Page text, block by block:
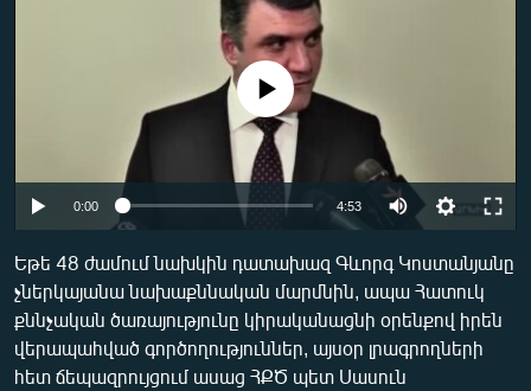
ՊԱՏԵՐԱԶՄԻ 6 ՇԱԲԱԹՆԵՐԸ
ՄԻՋԱԶԳԱՅԻՆ
ՍՊՈՐՏ
ՏՏ ԵՒ ԻՆՏԵՐՆԵՏ
ԿՈՐՈՆԱՎԻՐՈՒՍ
ԱՐԽԻՎ
No media source currently available
0:00 4:53
Եթե 48 ժամում նախկին դատախազ Գևորգ Կոստանյանը
չներկայանա նախաքննական մարմնին, ապա Հատուկ
քննչական ծառայությունը կիրականացնի օրենքով իրեն
վերապահված գործողություններ, այսօր լրագրողների
հետ ճեպազրույցում ասաց ՀՔԾ պետ Սասուն